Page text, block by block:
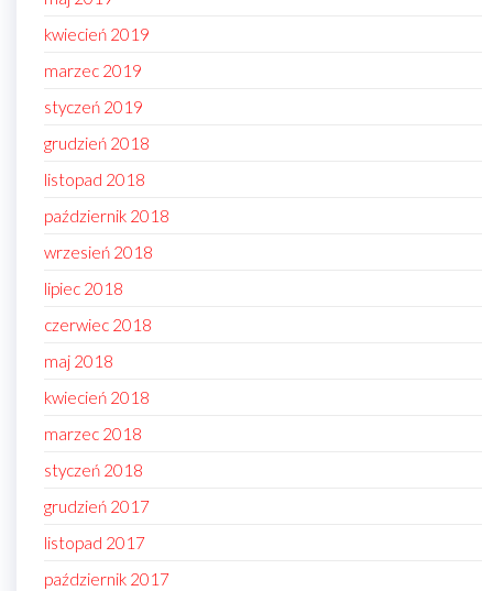
kwiecień 2019
marzec 2019
styczeń 2019
grudzień 2018
listopad 2018
październik 2018
wrzesień 2018
lipiec 2018
czerwiec 2018
maj 2018
kwiecień 2018
marzec 2018
styczeń 2018
grudzień 2017
listopad 2017
październik 2017